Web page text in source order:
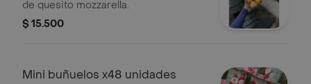
de quesito mozzarella.
$ 15.500
Mini buñuelos x48 unidades